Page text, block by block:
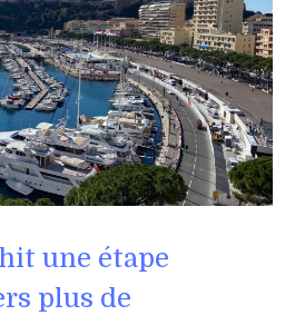
une étape
plus de